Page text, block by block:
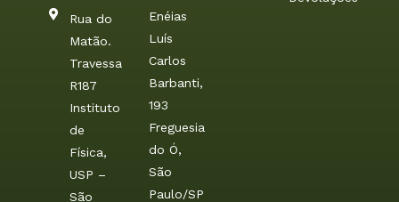
Rua do
Matão.
Travessa
R187
Instituto
de
Física,
USP –
São
Enéias
Luís
Carlos
Barbanti,
193
Freguesia
do Ó,
São
Paulo/SP